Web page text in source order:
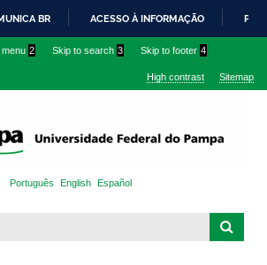
content
IR
O
BR ACESSO À INFORMAÇÃO
2 Skip to search 3 Skip to footer 4
High contrast Sitemap
Português English Español